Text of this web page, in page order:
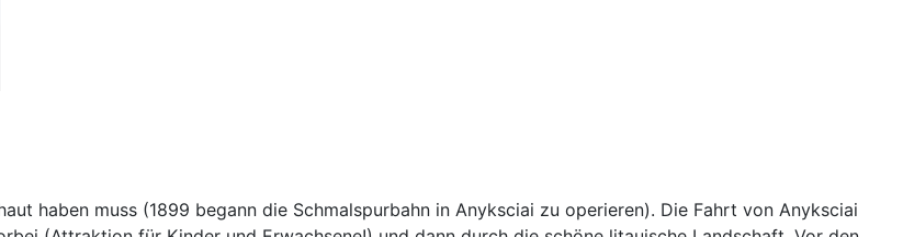
haben muss (1899 begann die Schmalspurbahn in Anyksciai zu operieren). Die Fahrt von Anyksciai